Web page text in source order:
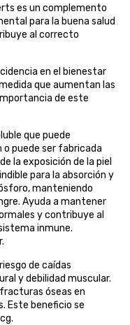
es un complemento
para la buena salud
al correcto
en el bienestar
que aumentan las
de este
que puede
puede ser fabricada
la exposición de la piel
para la absorción y
manteniendo
Ayuda a mantener
y contribuye al
inmune.
de caídas
y debilidad muscular.
óseas en
Este beneficio se